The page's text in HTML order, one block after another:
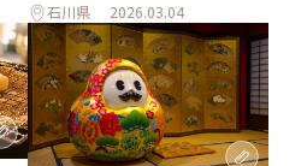
石川県 2026.03.04